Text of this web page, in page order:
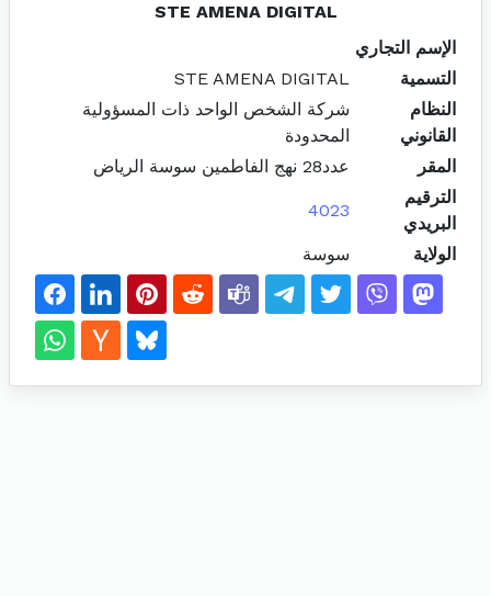
STE AMENA DIGITAL
الإسم التجاري
التسمية
STE AMENA DIGITAL
النظام
القانوني
شركة الشخص الواحد ذات المسؤولية
المحدودة
المقر
عدد28 نهج الفاطمين سوسة الرياض
الترقيم
البريدي
4023
الولاية سوسة